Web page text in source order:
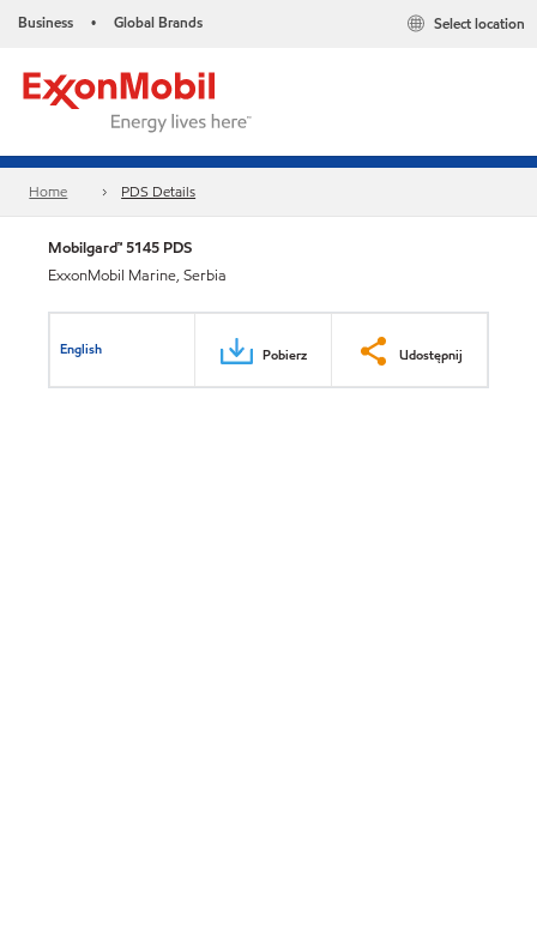
Business • Global Brands Select location
Home PDS Details
Mobilgard™ 5145 PDS
ExxonMobil Marine, Serbia
English Pobierz Udostępnij